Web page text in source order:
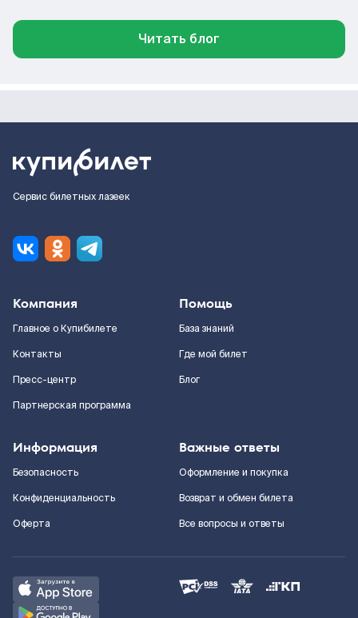
Читать блог
Сервис билетных лазеек
Компания
Главное о Купибилете
Контакты
Пресс-центр
Партнерская программа
Помощь
База знаний
Где мой билет
Блог
Информация
Безопасность
Конфиденциальность
Оферта
Важные ответы
Оформление и покупка
Возврат и обмен билета
Все вопросы и ответы